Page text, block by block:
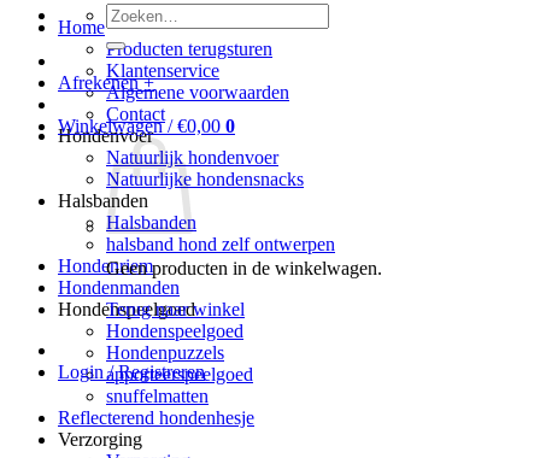
Home
Producten terugsturen
Klantenservice
Algemene voorwaarden
Contact
Hondenvoer
Natuurlijk hondenvoer
Natuurlijke hondensnacks
Halsbanden
Halsbanden
halsband hond zelf ontwerpen
Hondenriem
Hondenmanden
Hondenspeelgoed
Hondenspeelgoed
Hondenpuzzels
apporteerspeelgoed
snuffelmatten
Reflecterend hondenhesje
Verzorging
Zoeken
naar:
Afrekenen +
Winkelwagen /€0,00 0
Geen producten in de winkelwagen.
Terug naar winkel
Login / Registreren